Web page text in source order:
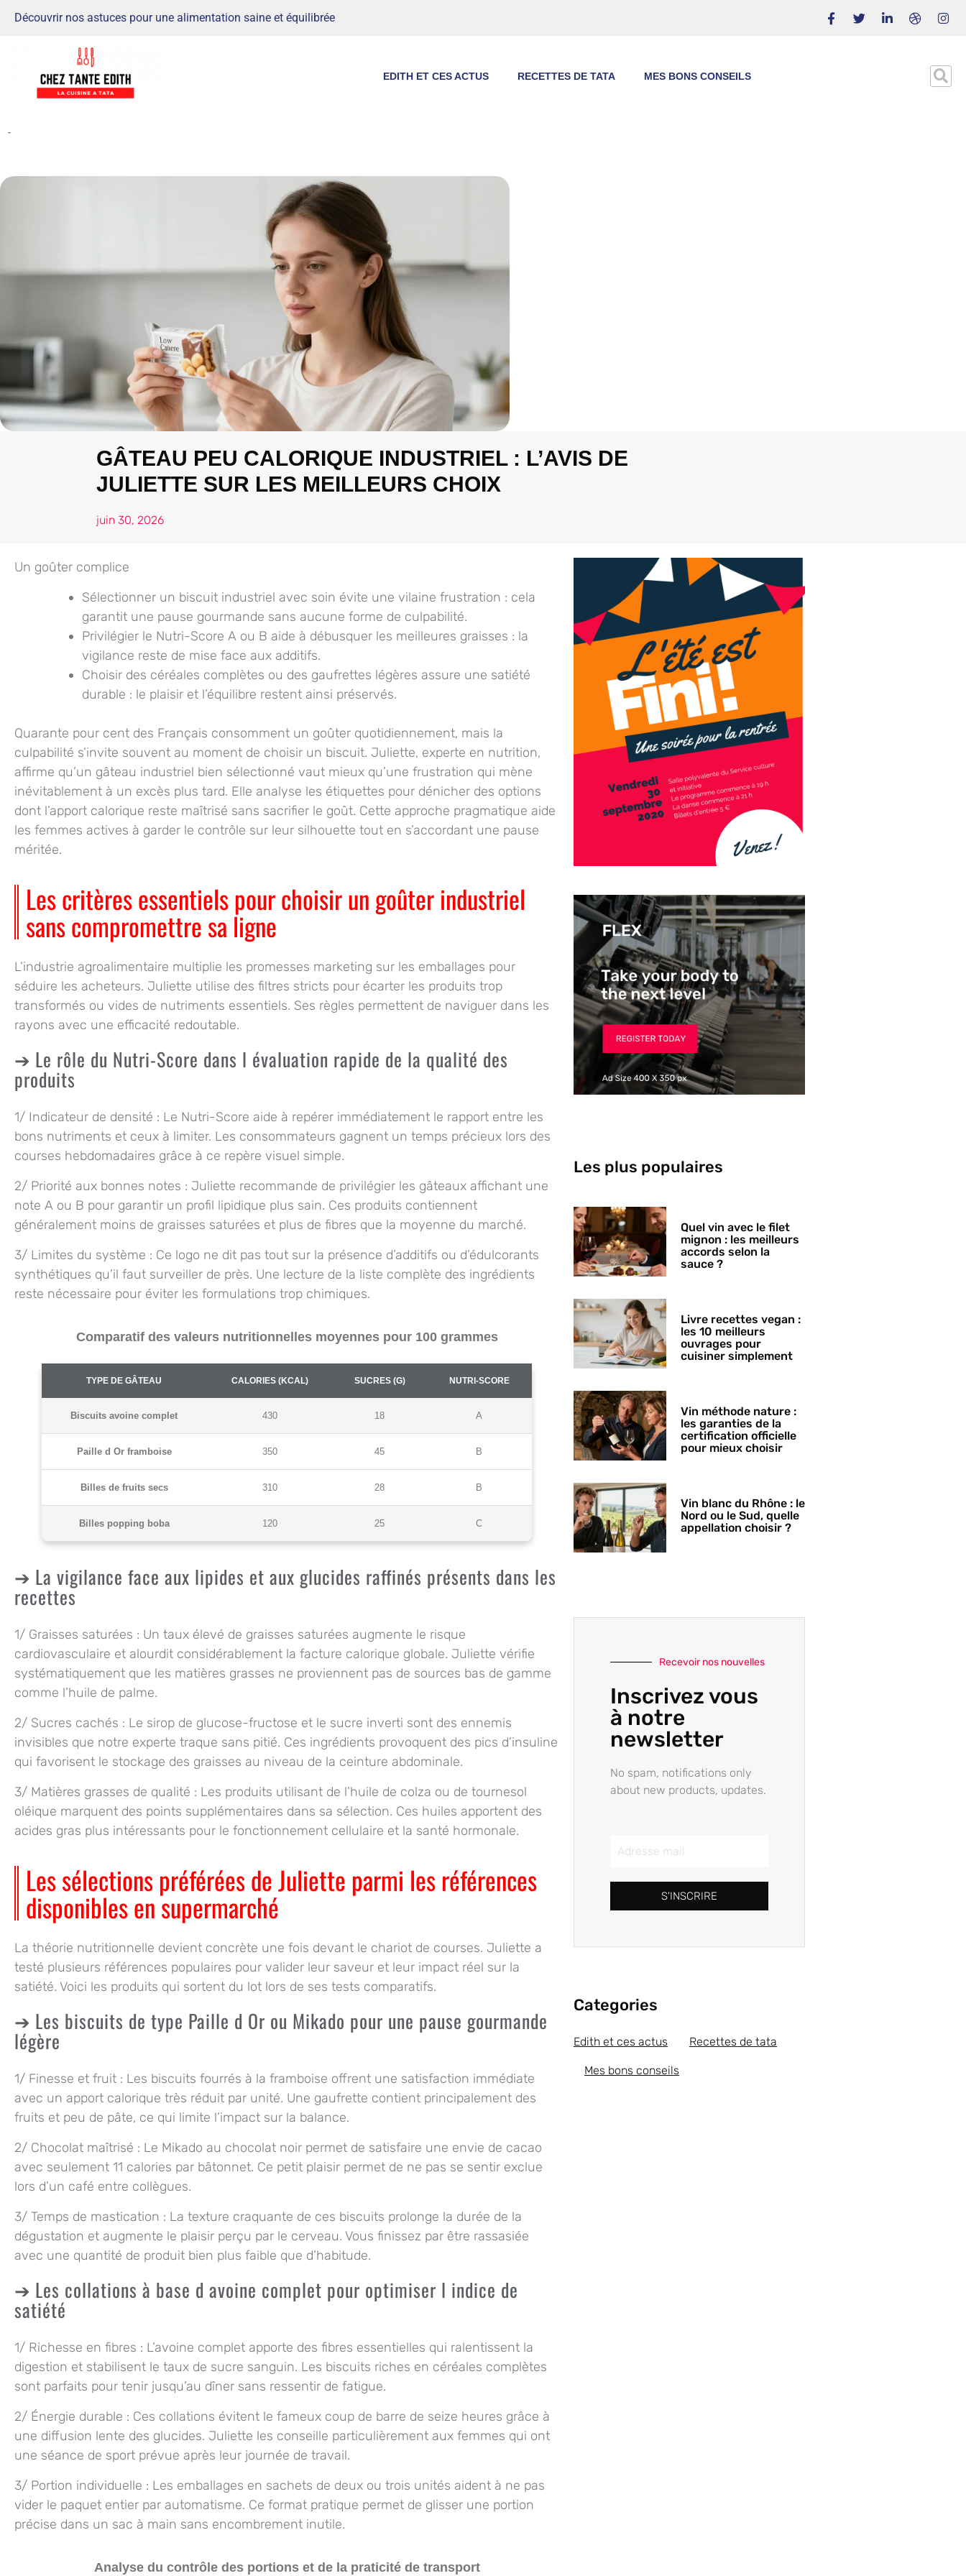
Découvrir nos astuces pour une alimentation saine et équilibrée
EDITH ET CES ACTUS RECETTES DE TATA MES BONS CONSEILS
-
GÂTEAU PEU CALORIQUE INDUSTRIEL : L’AVIS DE
JULIETTE SUR LES MEILLEURS CHOIX
juin 30, 2026
Un goûter complice
Sélectionner un biscuit industriel avec soin évite une vilaine frustration : cela
garantit une pause gourmande sans aucune forme de culpabilité.
Privilégier le Nutri-Score A ou B aide à débusquer les meilleures graisses : la
vigilance reste de mise face aux additifs.
Choisir des céréales complètes ou des gaufrettes légères assure une satiété
durable : le plaisir et l’équilibre restent ainsi préservés.
Quarante pour cent des Français consomment un goûter quotidiennement, mais la
culpabilité s’invite souvent au moment de choisir un biscuit. Juliette, experte en nutrition,
affirme qu’un gâteau industriel bien sélectionné vaut mieux qu’une frustration qui mène
inévitablement à un excès plus tard. Elle analyse les étiquettes pour dénicher des options
dont l’apport calorique reste maîtrisé sans sacrifier le goût. Cette approche pragmatique aide
les femmes actives à garder le contrôle sur leur silhouette tout en s’accordant une pause
méritée.
Les critères essentiels pour choisir un goûter industriel
sans compromettre sa ligne
L’industrie agroalimentaire multiplie les promesses marketing sur les emballages pour
séduire les acheteurs. Juliette utilise des filtres stricts pour écarter les produits trop
transformés ou vides de nutriments essentiels. Ses règles permettent de naviguer dans les
rayons avec une efficacité redoutable.
Le rôle du Nutri-Score dans l évaluation rapide de la qualité des
produits
1/ Indicateur de densité : Le Nutri-Score aide à repérer immédiatement le rapport entre les
bons nutriments et ceux à limiter. Les consommateurs gagnent un temps précieux lors des
courses hebdomadaires grâce à ce repère visuel simple.
2/ Priorité aux bonnes notes : Juliette recommande de privilégier les gâteaux affichant une
note A ou B pour garantir un profil lipidique plus sain. Ces produits contiennent
généralement moins de graisses saturées et plus de fibres que la moyenne du marché.
3/ Limites du système : Ce logo ne dit pas tout sur la présence d’additifs ou d’édulcorants
synthétiques qu’il faut surveiller de près. Une lecture de la liste complète des ingrédients
reste nécessaire pour éviter les formulations trop chimiques.
Comparatif des valeurs nutritionnelles moyennes pour 100 grammes
TYPE DE GÂTEAU CALORIES (KCAL) SUCRES (G) NUTRI-SCORE
Biscuits avoine complet 430 18 A
Paille d Or framboise 350 45 B
Billes de fruits secs 310 28 B
Billes popping boba 120 25 C
La vigilance face aux lipides et aux glucides raffinés présents dans les
recettes
1/ Graisses saturées : Un taux élevé de graisses saturées augmente le risque
cardiovasculaire et alourdit considérablement la facture calorique globale. Juliette vérifie
systématiquement que les matières grasses ne proviennent pas de sources bas de gamme
comme l’huile de palme.
2/ Sucres cachés : Le sirop de glucose-fructose et le sucre inverti sont des ennemis
invisibles que notre experte traque sans pitié. Ces ingrédients provoquent des pics d’insuline
qui favorisent le stockage des graisses au niveau de la ceinture abdominale.
3/ Matières grasses de qualité : Les produits utilisant de l’huile de colza ou de tournesol
oléique marquent des points supplémentaires dans sa sélection. Ces huiles apportent des
acides gras plus intéressants pour le fonctionnement cellulaire et la santé hormonale.
Les sélections préférées de Juliette parmi les références
disponibles en supermarché
La théorie nutritionnelle devient concrète une fois devant le chariot de courses. Juliette a
testé plusieurs références populaires pour valider leur saveur et leur impact réel sur la
satiété. Voici les produits qui sortent du lot lors de ses tests comparatifs.
Les biscuits de type Paille d Or ou Mikado pour une pause gourmande
légère
1/ Finesse et fruit : Les biscuits fourrés à la framboise offrent une satisfaction immédiate
avec un apport calorique très réduit par unité. Une gaufrette contient principalement des
fruits et peu de pâte, ce qui limite l’impact sur la balance.
2/ Chocolat maîtrisé : Le Mikado au chocolat noir permet de satisfaire une envie de cacao
avec seulement 11 calories par bâtonnet. Ce petit plaisir permet de ne pas se sentir exclue
lors d’un café entre collègues.
3/ Temps de mastication : La texture craquante de ces biscuits prolonge la durée de la
dégustation et augmente le plaisir perçu par le cerveau. Vous finissez par être rassasiée
avec une quantité de produit bien plus faible que d’habitude.
Les collations à base d avoine complet pour optimiser l indice de
satiété
1/ Richesse en fibres : L’avoine complet apporte des fibres essentielles qui ralentissent la
digestion et stabilisent le taux de sucre sanguin. Les biscuits riches en céréales complètes
sont parfaits pour tenir jusqu’au dîner sans ressentir de fatigue.
2/ Énergie durable : Ces collations évitent le fameux coup de barre de seize heures grâce à
une diffusion lente des glucides. Juliette les conseille particulièrement aux femmes qui ont
une séance de sport prévue après leur journée de travail.
3/ Portion individuelle : Les emballages en sachets de deux ou trois unités aident à ne pas
vider le paquet entier par automatisme. Ce format pratique permet de glisser une portion
précise dans un sac à main sans encombrement inutile.
Analyse du contrôle des portions et de la praticité de transport
Les plus populaires
Quel vin avec le filet
mignon : les meilleurs
accords selon la
sauce ?
Livre recettes vegan :
les 10 meilleurs
ouvrages pour
cuisiner simplement
Vin méthode nature :
les garanties de la
certification officielle
pour mieux choisir
Vin blanc du Rhône : le
Nord ou le Sud, quelle
appellation choisir ?
Recevoir nos nouvelles
Inscrivez vous
à notre
newsletter
No spam, notifications only
about new products, updates.
S'INSCRIRE
Categories
Edith et ces actus Recettes de tata
Mes bons conseils